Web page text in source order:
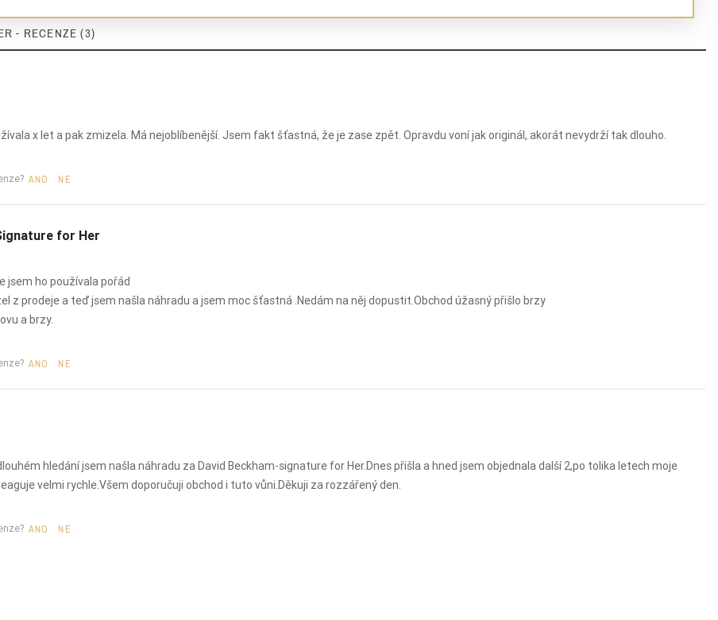
ambra
damskie
- RECENZE (3)
x let a pak zmizela. Má nejoblíbenější. Jsem fakt šťastná, že je zase zpět. Opravdu voní jak originál, akorát nevydrží tak dlouho.
ANO NE
for Her
jsem ho používala pořád
z prodeje a teď jsem našla náhradu a jsem moc šťastná .Nedám na něj dopustit.Obchod úžasný přišlo brzy
a brzy.
ANO NE
hledání jsem našla náhradu za David Beckham-signature for Her.Dnes přišla a hned jsem objednala další 2,po tolika letech moje
velmi rychle.Všem doporučuji obchod i tuto vůni.Děkuji za rozzářený den.
ANO NE